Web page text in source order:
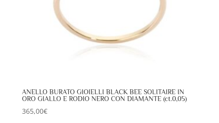
ANELLO BURATO GIOIELLI BLACK BEE SOLITAIRE IN
ORO GIALLO E RODIO NERO CON DIAMANTE (ct.0,05)
365,00€